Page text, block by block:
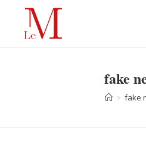
fake
> fake